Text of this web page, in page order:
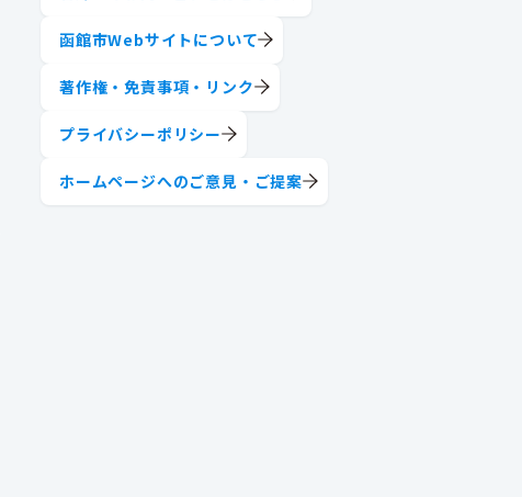
函館市Webサイトについて
著作権・免責事項・リンク
プライバシーポリシー
ホームページへのご意見・ご提案